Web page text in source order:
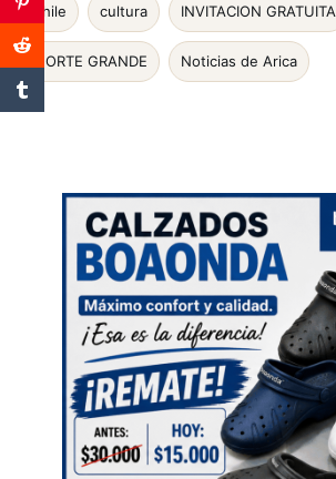
chile cultura INVITACION GRATUITA
NORTE GRANDE Noticias de Arica